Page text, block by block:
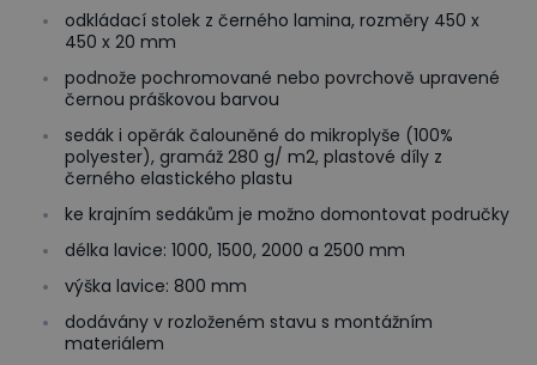
odkládací stolek z černého lamina, rozměry 450 x
450 x 20 mm
podnože pochromované nebo povrchově upravené
černou práškovou barvou
sedák i opěrák čalouněné do mikroplyše (100%
polyester), gramáž 280 g/ m2, plastové díly z
černého elastického plastu
ke krajním sedákům je možno domontovat područky
délka lavice: 1000, 1500, 2000 a 2500 mm
výška lavice: 800 mm
dodávány v rozloženém stavu s montážním
materiálem